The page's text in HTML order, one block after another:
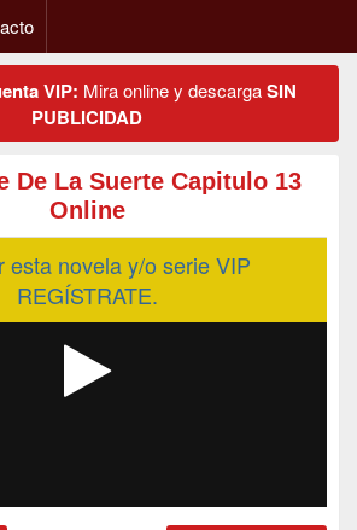
VIP: Mira online y descargaSIN
PUBLICIDAD
De La Suerte Capitulo 13
Online
esta novela y/o serie VIP
REGÍSTRATE.